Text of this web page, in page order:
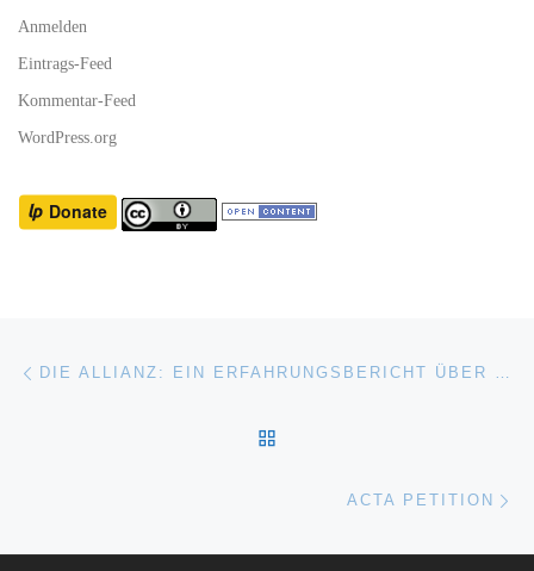
Anmelden
Eintrags-Feed
Kommentar-Feed
WordPress.org
Beitragsnavigation DIE ALLIANZ: EIN ERFAHRUNGSBERICHT ÜBER EINE UNVERSCHÄMTE VERSICHERUNGSGESELLSCHAFT
ACTA PETITION